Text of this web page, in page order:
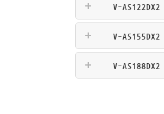
V-AS122DX2
V-AS155DX2
V-AS188DX2